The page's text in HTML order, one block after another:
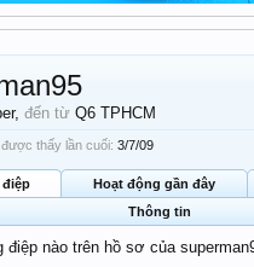
, đến từ Q6 TPHCM
thấy lần cuối: 3/7/09
Hoạt động gần đây
Thông tin
điệp nào trên hồ sơ của